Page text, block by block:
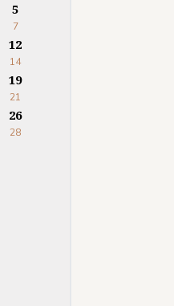
5
7
12
14
19
21
26
28